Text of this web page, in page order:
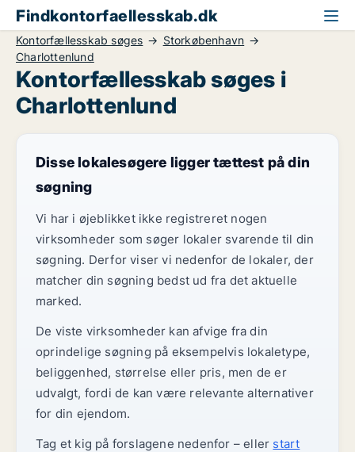
Findkontorfaellesskab.dk
Kontorfællesskab søges
Storkøbenhavn
Charlottenlund
Kontorfællesskab søges i
Charlottenlund
Disse lokalesøgere ligger tættest på din
søgning
Vi har i øjeblikket ikke registreret nogen
virksomheder som søger lokaler svarende til din
søgning. Derfor viser vi nedenfor de lokaler, der
matcher din søgning bedst ud fra det aktuelle
marked.
De viste virksomheder kan afvige fra din
oprindelige søgning på eksempelvis lokaletype,
beliggenhed, størrelse eller pris, men de er
udvalgt, fordi de kan være relevante alternativer
for din ejendom.
Tag et kig på forslagene nedenfor – eller start